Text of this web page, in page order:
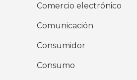
Comercio electrónico
Comunicación
Consumidor
Consumo